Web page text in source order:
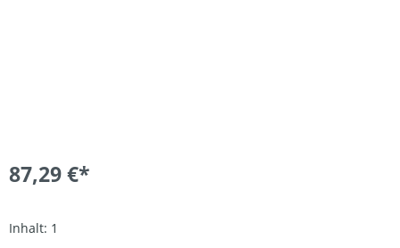
87,29 €*
Inhalt: 1